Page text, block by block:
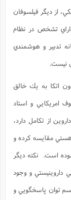
از ديگر فيلسوفان
تشخص در نظام
تدبير و هوشمندي
نيست.
اتكا به يك خالق
امريكايي و استاد
از تكامل دارد،
مقايسه كرده و
است. نكته ديگر
داروينيستي و وجود
توان پاسخگويي و